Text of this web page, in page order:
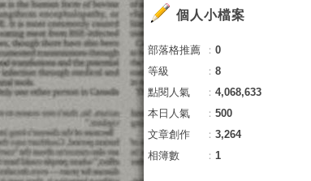
個人小檔案
部落格推薦 ： 0
等級
： 8
點閱人氣
： 4,068,633
本日人氣
： 500
文章創作
： 3,264
相簿數
： 1